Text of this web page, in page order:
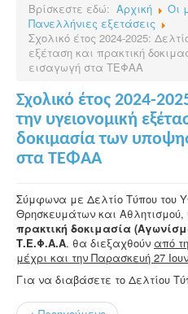
Βρίσκεστε εδώ: Αρχική
Οι
Πανελλήνιες εξετάσεις
Σχολικό έτος 2024-2025:
εξέταση και πρακτική
εισαγωγή στα ΤΕΦΑΑ
Σχολικό έτος 2024-
την υγειονομική
δοκιμασία των
στα ΤΕΦΑΑ
Σύμφωνα με Δελτίο Τύπου του
Θρησκευμάτων και Αθλητισμού,
πρακτική δοκιμασία
Τ.Ε.Φ.Α.Α. θα διεξαχθούν από
μέχρι και την Παρασκευή 27
Για να διαβάσετε το Δελτίου